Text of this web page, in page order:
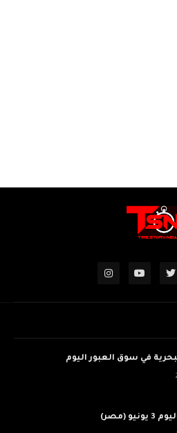
في سوق العبور اليوم
(مصر)